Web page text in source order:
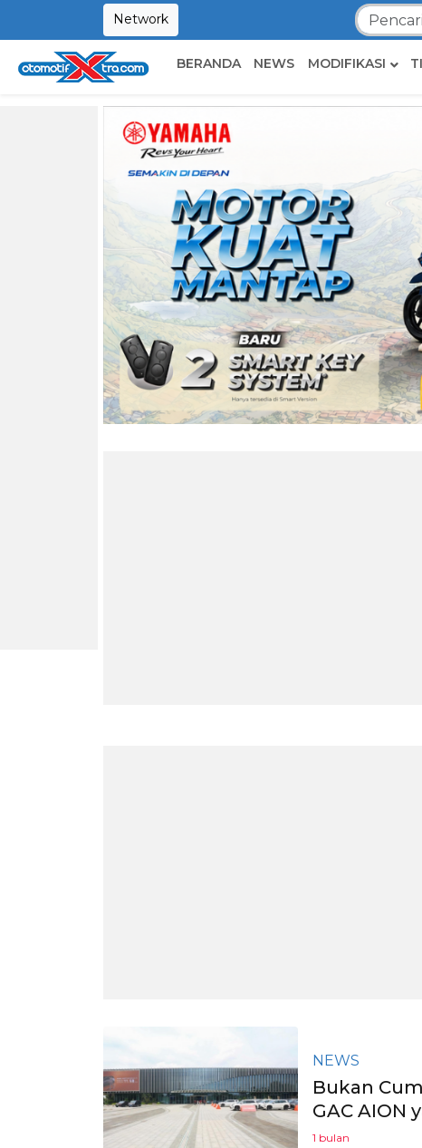
Network
BERANDA NEWS MODIFIKASI
NEWS
Bukan
GAC AION
1 bulan